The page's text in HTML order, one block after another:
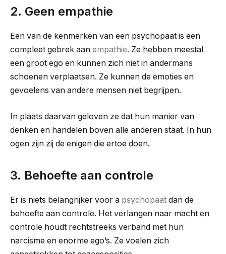
2. Geen empathie
Een van de kenmerken van een psychopaat is een
compleet gebrek aan empathie. Ze hebben meestal
een groot ego en kunnen zich niet in andermans
schoenen verplaatsen. Ze kunnen de emoties en
gevoelens van andere mensen niet begrijpen.
In plaats daarvan geloven ze dat hun manier van
denken en handelen boven alle anderen staat. In hun
ogen zijn zij de enigen die ertoe doen.
3. Behoefte aan controle
Er is niets belangrijker voor a psychopaat dan de
behoefte aan controle. Het verlangen naar macht en
controle houdt rechtstreeks verband met hun
narcisme en enorme ego’s. Ze voelen zich